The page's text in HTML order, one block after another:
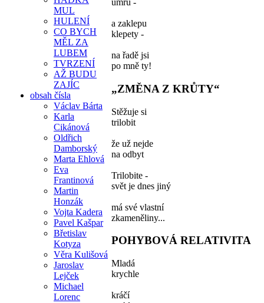
MUL
HULENÍ
CO BYCH
MĚL ZA
LUBEM
TVRZENÍ
AŽ BUDU
ZAJÍC
obsah čísla
Václav Bárta
Karla
Cikánová
Oldřich
Damborský
Marta Ehlová
Eva
Frantinová
Martin
Honzák
Vojta Kadera
Pavel Kašpar
Břetislav
Kotyza
Věra Kulišová
Jaroslav
Lejček
Michael
Lorenc
umřu -
a zaklepu
klepety -
na řadě jsi
po mně ty!
„ZMĚNA Z KRŮTY“
Stěžuje si
trilobit
že už nejde
na odbyt
Trilobite -
svět je dnes jiný
má své vlastní
zkameněliny...
POHYBOVÁ RELATIVITA
Mladá
krychle
kráčí